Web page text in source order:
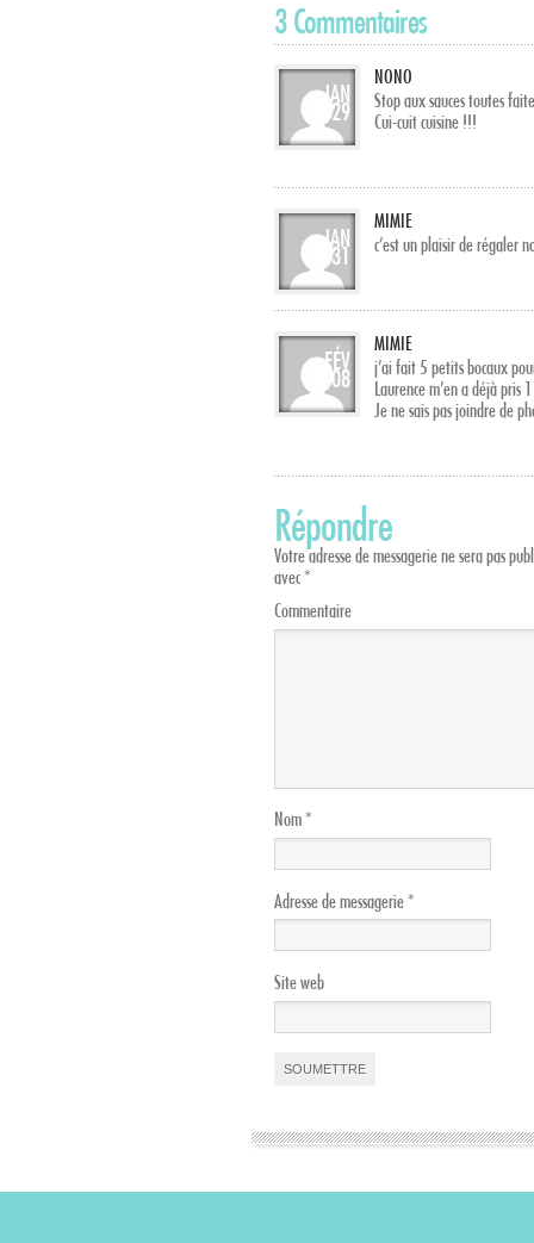
3 Commentaires
JAN
29
NONO
Stop aux sauces toutes
Cui-cuit cuisine !!!
JAN
31
MIMIE
c’est un plaisir de régaler
FÉV
08
MIMIE
j’ai fait 5 petits bocaux
Laurence m’en a déjà pris 1
Je ne sais pas joindre de
Répondre
Votre adresse de messagerie ne sera pas
avec*
Commentaire
Nom*
Adresse de messagerie*
Site web